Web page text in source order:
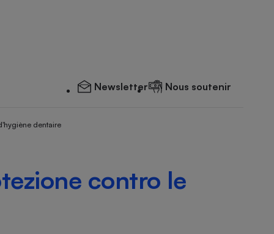
Newsletter Nous soutenir
dentaire
contro le